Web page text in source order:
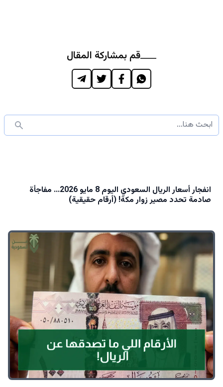
قم بمشاركة المقال
انفجار أسعار الريال السعودي اليوم 8 مايو 2026… مفاجأة
صادمة تحدد مصير زوار مكة! (أرقام حقيقية)